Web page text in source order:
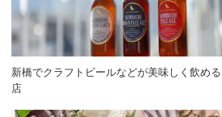
新橋でクラフトビールなどが美味しく飲める
店